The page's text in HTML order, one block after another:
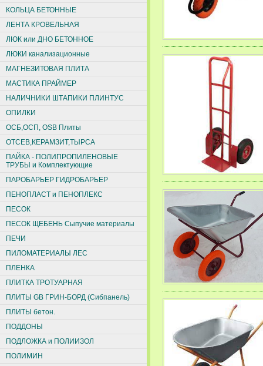
КОЛЬЦА БЕТОННЫЕ
ЛЕНТА КРОВЕЛЬНАЯ
ЛЮК или ДНО БЕТОННОЕ
ЛЮКИ канализационные
МАГНЕЗИТОВАЯ ПЛИТА
МАСТИКА ПРАЙМЕР
НАЛИЧНИКИ ШТАПИКИ ПЛИНТУС
ОПИЛКИ
ОСБ,ОСП, ОSВ Плиты
ОТСЕВ,КЕРАМЗИТ,ТЫРСА
ПАЙКА - ПОЛИПРОПИЛЕНОВЫЕ
ТРУБЫ и Комплектующие
ПАРОБАРЬЕР ГИДРОБАРЬЕР
ПЕНОПЛАСТ и ПЕНОПЛЕКС
ПЕСОК
ПЕСОК ЩЕБЕНЬ Сыпучие материалы
ПЕЧИ
ПИЛОМАТЕРИАЛЫ ЛЕС
ПЛЕНКА
ПЛИТКА ТРОТУАРНАЯ
ПЛИТЫ GB ГРИН-БОРД (Сибпанель)
ПЛИТЫ бетон.
ПОДДОНЫ
ПОДЛОЖКА и ПОЛИИЗОЛ
ПОЛИМИН